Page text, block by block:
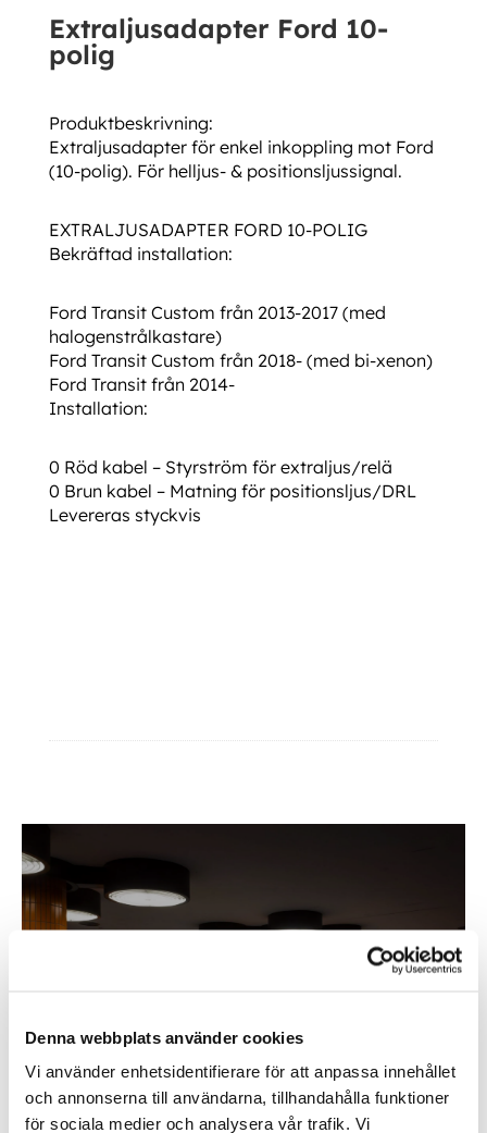
Denna webbplats använder cookies
Vi använder enhetsidentifierare för att anpassa innehållet
och annonserna till användarna, tillhandahålla funktioner
för sociala medier och analysera vår trafik. Vi
Extraljusadapter Ford 10-
polig
Produktbeskrivning:
Extraljusadapter för enkel inkoppling mot Ford
(10-polig). För helljus- & positionsljussignal.
EXTRALJUSADAPTER FORD 10-POLIG
Bekräftad installation:
Ford Transit Custom från 2013-2017 (med
halogenstrålkastare)
Ford Transit Custom från 2018- (med bi-xenon)
Ford Transit från 2014-
Installation:
0 Röd kabel – Styrström för extraljus/relä
0 Brun kabel – Matning för positionsljus/DRL
Levereras styckvis
Köp